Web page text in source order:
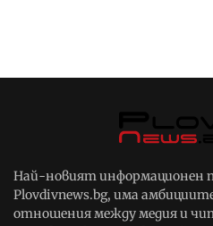
Най-новият информационен
Plovdivnews.bg, има
отношения между медия и